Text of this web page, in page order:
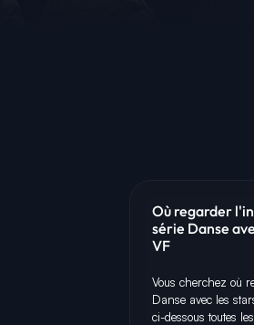
Où regarder
série Danse
VF
Vous cherchez où
Danse avec les
ci-dessous toutes